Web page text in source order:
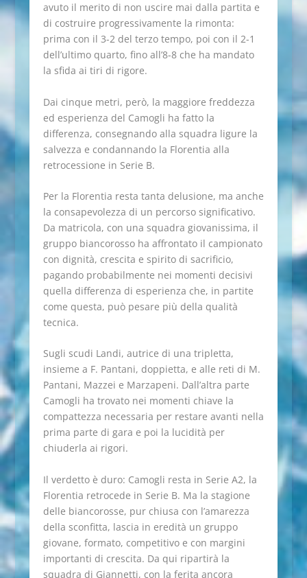
avuto il merito di non uscire mai dalla partita e
di costruire progressivamente la rimonta:
prima con il 3-2 del terzo tempo, poi con il 2-1
dell’ultimo quarto, fino all’8-8 che ha mandato
la sfida ai tiri di rigore.
Dai cinque metri, però, la maggiore freddezza
ed esperienza del Camogli ha fatto la
differenza, consegnando alla squadra ligure la
salvezza e condannando la Florentia alla
retrocessione in Serie B.
Per la Florentia resta tanta delusione, ma anche
la consapevolezza di un percorso significativo.
Da matricola, con una squadra giovanissima, il
gruppo biancorosso ha affrontato il campionato
con dignità, crescita e spirito di sacrificio,
pagando probabilmente nei momenti decisivi
quella differenza di esperienza che, in partite
come questa, può pesare più della qualità
tecnica.
Sugli scudi Landi, autrice di una tripletta,
insieme a F. Pantani, doppietta, e alle reti di M.
Pantani, Mazzei e Marzapeni. Dall’altra parte
Camogli ha trovato nei momenti chiave la
compattezza necessaria per restare avanti nella
prima parte di gara e poi la lucidità per
chiuderla ai rigori.
Il verdetto è duro: Camogli resta in Serie A2, la
Florentia retrocede in Serie B. Ma la stagione
delle biancorosse, pur chiusa con l’amarezza
della sconfitta, lascia in eredità un gruppo
giovane, formato, competitivo e con margini
importanti di crescita. Da qui ripartirà la
squadra di Giannetti, con la ferita ancora